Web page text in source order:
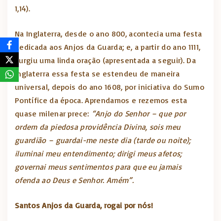
1,14).
Na Inglaterra, desde o ano 800, acontecia uma festa
dedicada aos Anjos da Guarda; e, a partir do ano 1111,
surgiu uma linda oração (apresentada a seguir). Da
Inglaterra essa festa se estendeu de maneira
universal, depois do ano 1608, por iniciativa do Sumo
Pontífice da época. Aprendamos e rezemos esta
quase milenar prece: “Anjo do Senhor – que por
ordem da piedosa providência Divina, sois meu
guardião – guardai-me neste dia (tarde ou noite);
iluminai meu entendimento; dirigi meus afetos;
governai meus sentimentos para que eu jamais
ofenda ao Deus e Senhor. Amém”.
Santos Anjos da Guarda, rogai por nós!